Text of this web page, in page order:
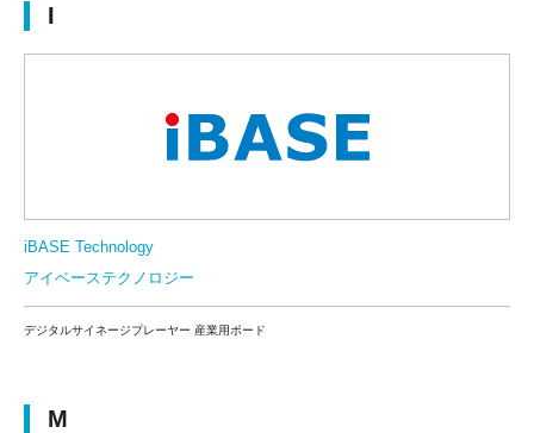
I
iBASE Technology
アイベーステクノロジー
デジタルサイネージプレーヤー 産業用ボード
M